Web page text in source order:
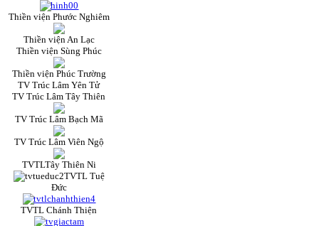
Thiền viện Phước Nghiêm
Thiền viện An Lạc
Thiền viện Sùng Phúc
Thiền viện Phúc Trường
TV Trúc Lâm Yên Tử
TV Trúc Lâm Tây Thiên
TV Trúc Lâm Bạch Mã
TV Trúc Lâm Viên Ngộ
TVTLTây Thiên Ni
TVTL Tuệ
Đức
TVTL Chánh Thiện